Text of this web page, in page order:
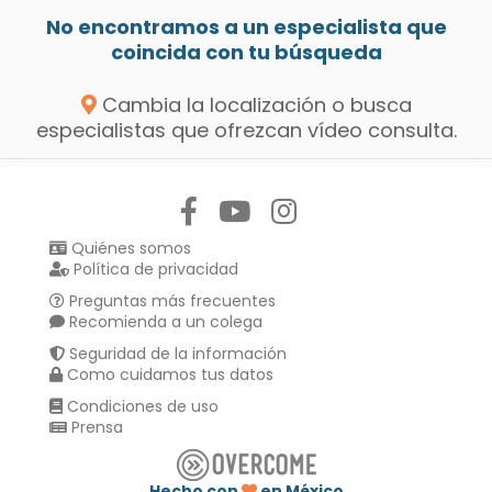
No encontramos a un especialista que
coincida con tu búsqueda
Cambia la localización o busca
especialistas que ofrezcan vídeo consulta.
Quiénes somos
Política de privacidad
Preguntas más frecuentes
Recomienda a un colega
Seguridad de la información
Como cuidamos tus datos
Condiciones de uso
Prensa